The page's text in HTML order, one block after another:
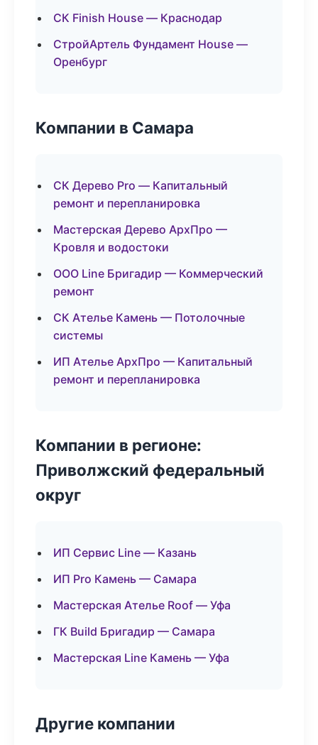
СК Finish House — Краснодар
СтройАртель Фундамент House —
Оренбург
Компании в Самара
СК Дерево Pro — Капитальный
ремонт и перепланировка
Мастерская Дерево АрхПро —
Кровля и водостоки
ООО Line Бригадир — Коммерческий
ремонт
СК Ателье Камень — Потолочные
системы
ИП Ателье АрхПро — Капитальный
ремонт и перепланировка
Компании в регионе:
Приволжский федеральный
округ
ИП Сервис Line — Казань
ИП Pro Камень — Самара
Мастерская Ателье Roof — Уфа
ГК Build Бригадир — Самара
Мастерская Line Камень — Уфа
Другие компании